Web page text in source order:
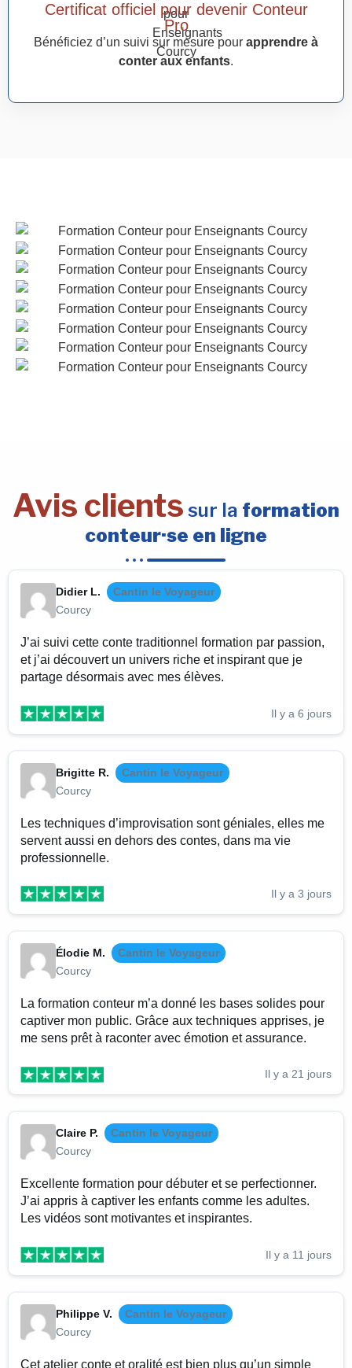
Certificat officiel pour devenir Conteur
Pro
Bénéficiez d’un suivi sur mesure pour apprendre à
conter aux enfants.
Avis clients sur la formation
conteur·se en ligne
Didier L.
Cantin le Voyageur
Courcy
J’ai suivi cette conte traditionnel formation par passion,
et j’ai découvert un univers riche et inspirant que je
partage désormais avec mes élèves.
Il y a 6 jours
Brigitte R.
Cantin le Voyageur
Courcy
Les techniques d’improvisation sont géniales, elles me
servent aussi en dehors des contes, dans ma vie
professionnelle.
Il y a 3 jours
Élodie M.
Cantin le Voyageur
Courcy
La formation conteur m’a donné les bases solides pour
captiver mon public. Grâce aux techniques apprises, je
me sens prêt à raconter avec émotion et assurance.
Il y a 21 jours
Claire P.
Cantin le Voyageur
Courcy
Excellente formation pour débuter et se perfectionner.
J’ai appris à captiver les enfants comme les adultes.
Les vidéos sont motivantes et inspirantes.
Il y a 11 jours
Philippe V.
Cantin le Voyageur
Courcy
Cet atelier conte et oralité est bien plus qu’un simple